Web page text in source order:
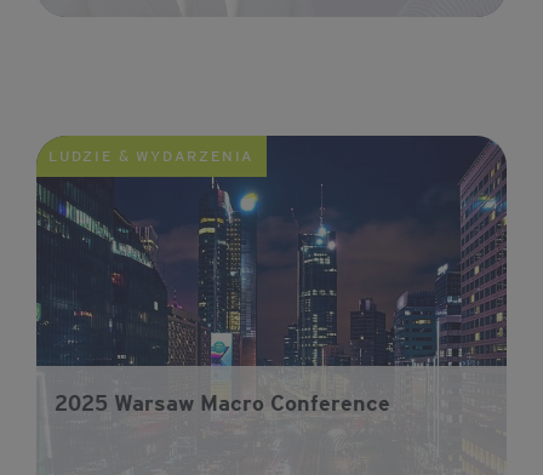
LUDZIE & WYDARZENIA
2025 Warsaw Macro Conference